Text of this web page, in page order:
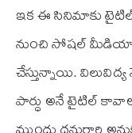
ఇక ఈ సినిమాకు
నుంచి సోషల్
చేస్తున్నాయి.
పార్ధు అనే టైటిల్